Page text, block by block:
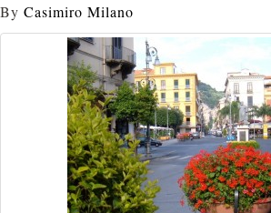
By Casimiro Milano